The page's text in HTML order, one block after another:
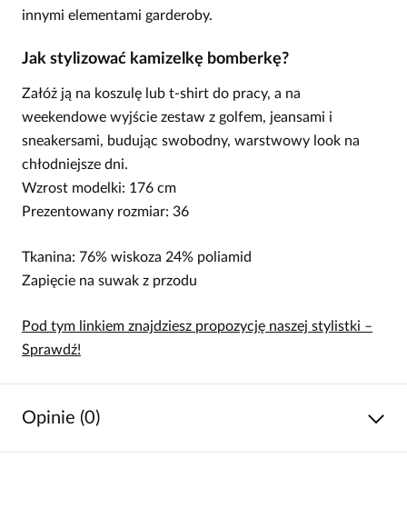
innymi elementami garderoby.
Jak stylizować kamizelkę bomberkę?
Załóż ją na koszulę lub t-shirt do pracy, a na
weekendowe wyjście zestaw z golfem, jeansami i
sneakersami, budując swobodny, warstwowy look na
chłodniejsze dni.
Wzrost modelki: 176 cm
Prezentowany rozmiar: 36
Tkanina: 76% wiskoza 24% poliamid
Zapięcie na suwak z przodu
Pod tym linkiem znajdziesz propozycję naszej stylistki –
Sprawdź!
Opinie (0)